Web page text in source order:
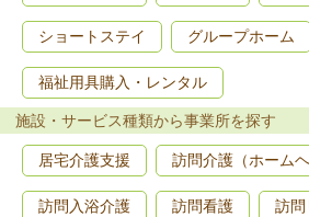
ショートステイ グループホーム
福祉用具購入・レンタル
施設・サービス種類から事業所を探す
居宅介護支援 訪問介護（ホームヘ
訪問入浴介護 訪問看護 訪問